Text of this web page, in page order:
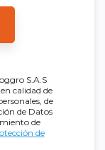
S.A.S
calidad de
de
de Datos
de
de